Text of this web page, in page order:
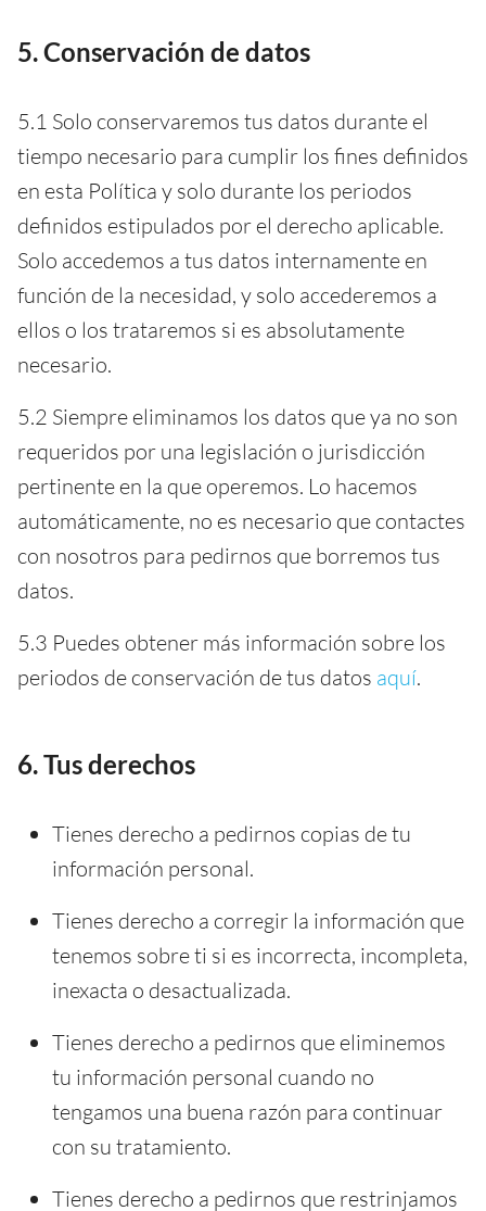
5. Conservación de datos
5.1 Solo conservaremos tus datos durante el
tiempo necesario para cumplir los fines definidos
en esta Política y solo durante los periodos
definidos estipulados por el derecho aplicable.
Solo accedemos a tus datos internamente en
función de la necesidad, y solo accederemos a
ellos o los trataremos si es absolutamente
necesario.
5.2 Siempre eliminamos los datos que ya no son
requeridos por una legislación o jurisdicción
pertinente en la que operemos. Lo hacemos
automáticamente, no es necesario que contactes
con nosotros para pedirnos que borremos tus
datos.
5.3 Puedes obtener más información sobre los
periodos de conservación de tus datos aquí.
6. Tus derechos
Tienes derecho a pedirnos copias de tu
información personal.
Tienes derecho a corregir la información que
tenemos sobre ti si es incorrecta, incompleta,
inexacta o desactualizada.
Tienes derecho a pedirnos que eliminemos
tu información personal cuando no
tengamos una buena razón para continuar
con su tratamiento.
Tienes derecho a pedirnos que restrinjamos